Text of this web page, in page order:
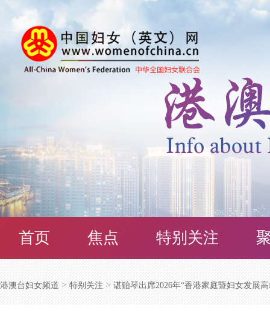
首页 焦点 特别关注
港澳台妇女频道 > 特别关注 >谌贻琴出席2026年“香港家庭暨妇女发展